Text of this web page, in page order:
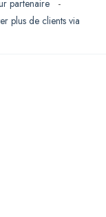
partenaire
-
plus de clients via